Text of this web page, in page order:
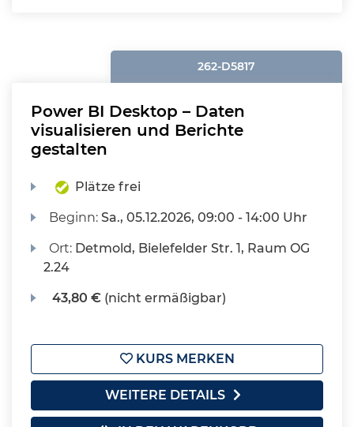
262-D5817
Power BI Desktop – Daten
visualisieren und Berichte
gestalten
Plätze frei
Beginn:Sa., 05.12.2026, 09:00 - 14:00 Uhr
Ort: Detmold, Bielefelder Str. 1, Raum OG
2.24
43,80 € (nicht ermäßigbar)
KURS MERKEN
WEITERE DETAILS